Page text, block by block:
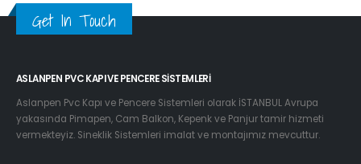
Get In Touch
ASLANPEN PVC KAPI VE PENCERE SISTEMLERI
Aslanpen Pvc Kapı ve Pencere Sistemleri olarak İSTANBUL Avrupa
yakasında Pimapen, Cam Balkon, Kepenk ve Panjur tamir hizmeti
vermekteyiz. Sineklik Sistemleri imalat ve montajımız mevcuttur.